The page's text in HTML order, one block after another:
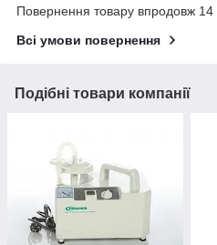
Повернення товару впродовж 14
Всі умови повернення
Подібні товари компанії